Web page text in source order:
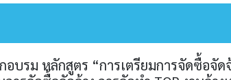
อบรม หลักสูตร “การเตรียมการจัดซื้อ